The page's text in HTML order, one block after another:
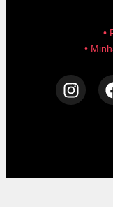
•
•